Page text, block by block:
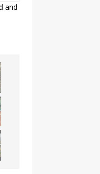
and